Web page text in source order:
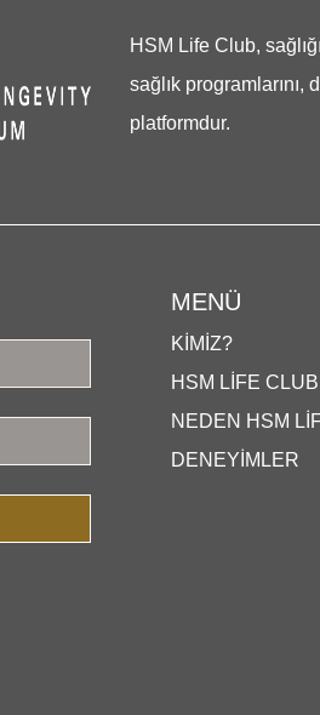
HSM Life Club,
sağlık
platformdur.
MENÜ
KIMIZ?
HSM LIFE
NEDEN HSM
DENEYIMLER